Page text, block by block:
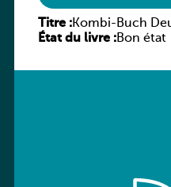
Titre :Kombi-Buch
Sprachbuch
État du livre :Bon état